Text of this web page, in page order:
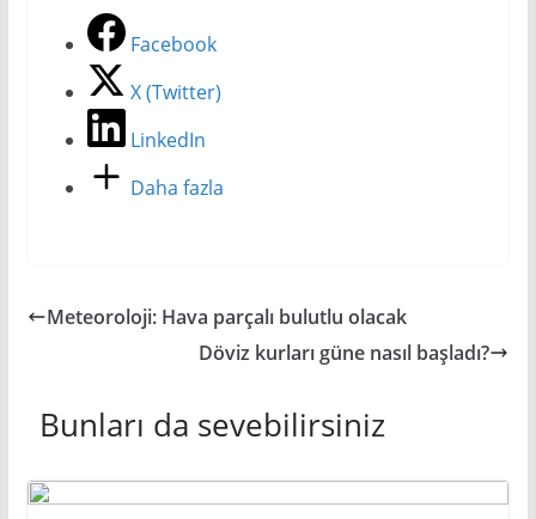
Facebook
X (Twitter)
LinkedIn
Daha fazla
Meteoroloji: Hava parçalı bulutlu olacak
Döviz kurları güne nasıl başladı?
Bunları da sevebilirsiniz